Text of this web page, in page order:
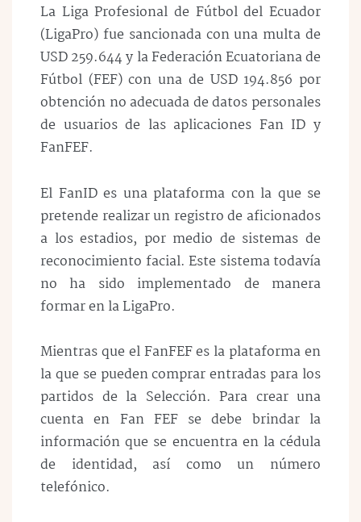
La Liga Profesional de Fútbol del Ecuador
(LigaPro) fue sancionada con una multa de
USD 259.644 y la Federación Ecuatoriana de
Fútbol (FEF) con una de USD 194.856 por
obtención no adecuada de datos personales
de usuarios de las aplicaciones Fan ID y
FanFEF.
El FanID es una plataforma con la que se
pretende realizar un registro de aficionados
a los estadios, por medio de sistemas de
reconocimiento facial. Este sistema todavía
no ha sido implementado de manera
formar en la LigaPro.
Mientras que el FanFEF es la plataforma en
la que se pueden comprar entradas para los
partidos de la Selección. Para crear una
cuenta en Fan FEF se debe brindar la
información que se encuentra en la cédula
de identidad, así como un número
telefónico.